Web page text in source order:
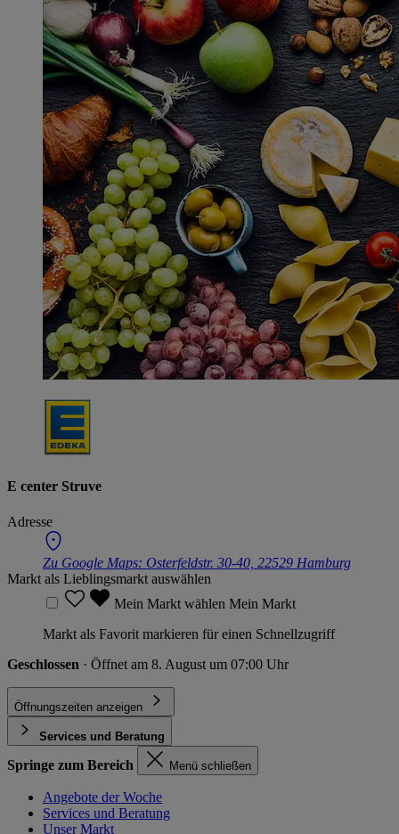
E center Struve
Adresse
Zu Google Maps: Osterfeldstr. 30-40, 22529 Hamburg
Markt als Lieblingsmarkt auswählen
Mein Markt wählen Mein Markt
Markt als Favorit markieren für einen Schnellzugriff
Geschlossen · Öffnet am 8. August um 07:00 Uhr
Öffnungszeiten anzeigen
Services und Beratung
Springe zum Bereich Menü schließen
Angebote der Woche
Services und Beratung
Unser Markt